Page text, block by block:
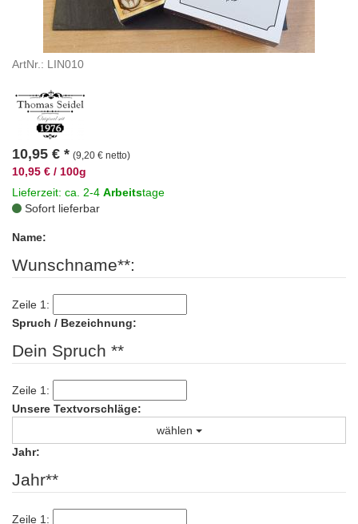
ArtNr.: LIN010
10,95 € * (9,20 € netto)
10,95 € / 100g
Lieferzeit: ca. 2-4 Arbeitstage
Sofort lieferbar
Name:
Wunschname**:
Zeile 1:
Spruch / Bezeichnung:
Dein Spruch **
Zeile 1:
Unsere Textvorschläge:
wählen
Jahr:
Jahr**
Zeile 1: